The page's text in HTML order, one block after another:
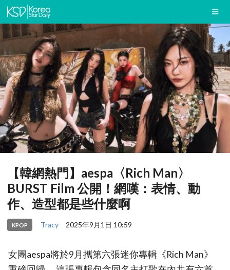
【韓網熱門】aespa〈Rich Man〉
BURST Film 公開！網嘆：表情、動
作、造型都是些什麼啊
KPOP Tracy 2025年9月1日 10:59
女團aespa將於9月攜第六張迷你專輯《Rich Man》